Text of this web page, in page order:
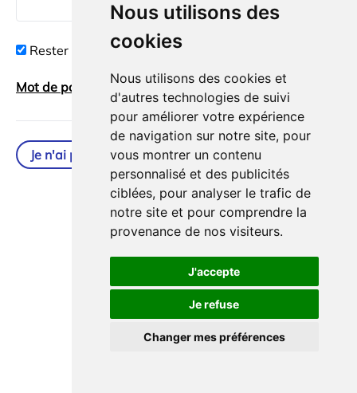
Nous utilisons des
cookies
Nous utilisons des cookies et
d'autres technologies de suivi
pour améliorer votre expérience
de navigation sur notre site, pour
vous montrer un contenu
personnalisé et des publicités
ciblées, pour analyser le trafic de
notre site et pour comprendre la
provenance de nos visiteurs.
J'accepte
Je refuse
Changer mes préférences
Rester connecté
Mot de passe oublié ? Connexion
Je n'ai pas de compte